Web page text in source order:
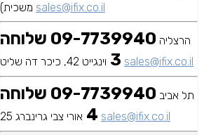
משכית) sales@ifix.co.il
הרצליה
09-7739940 שלוחה
3 וינגייט 42, כיכר דה שליט sales@ifix.co.il
תל אביב
09-7739940 שלוחה
4 אורי צבי גרינברג 25 sales@ifix.co.il